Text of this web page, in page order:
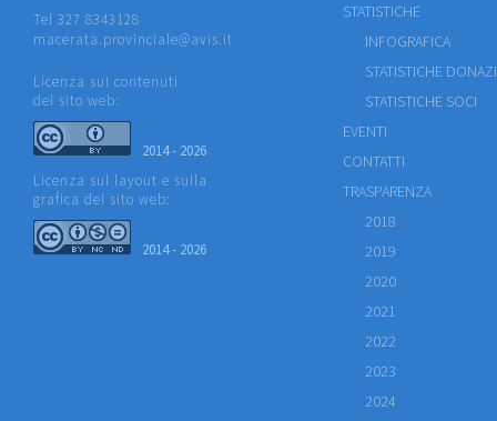
Tel 327 8343128
macerata.provinciale@avis.it
Licenza sui contenuti
del sito web:
2014 - 2026
Licenza sul layout e sulla
grafica del sito web:
2014 - 2026
STATISTICHE
INFOGRAFICA
STATISTICHE
STATISTICHE SOCI
EVENTI
CONTATTI
TRASPARENZA
2018
2019
2020
2021
2022
2023
2024